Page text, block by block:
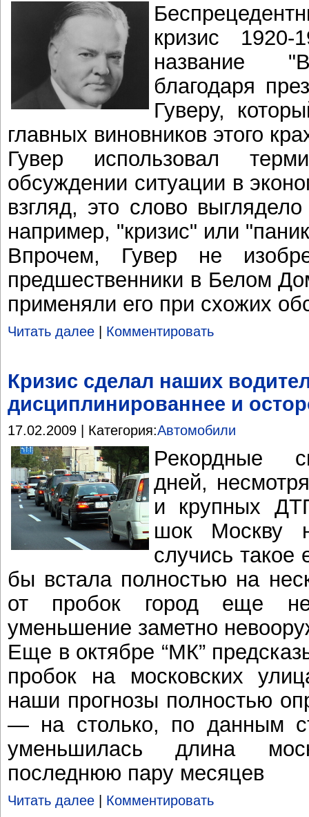
кризис 1920-
название
благодаря
Гуверу,
главных виновников этого
Гувер использовал
обсуждении ситуации в
взгляд, это слово
например, "кризис" или
Впрочем, Гувер не
предшественники в Белом
применяли его при схожих
Читать далее | Комментировать
Кризис сделал наших
дисциплинированнее и
17.02.2009 | Категория:Автомобили
Рекордные
дней,
и крупных
шок Москву
случись такое
бы встала полностью на
от пробок город еще
уменьшение заметно
Еще в октябре “МК”
пробок на московских
наши прогнозы полностью
— на столько, по данным
уменьшилась длина
последнюю пару месяцев
Читать далее Комментировать